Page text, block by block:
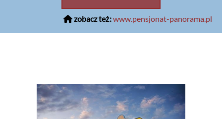
zobacz też:www.pensjonat-panorama.pl